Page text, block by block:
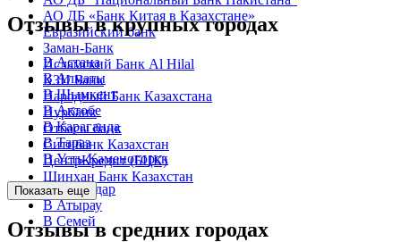
АО ДБ «Банк Китая в Казахстане»
Евразийский банк
Заман-Банк
Исламский Банк Al Hilal
КЗИ Банк
Народный Банк Казахстана
Нурбанк
Отбасы банк
Ситибанк Казахстан
ЦентрКредит (БЦК)
Шинхан Банк Казахстан
Отзывы в крупных городах
В Астана
В Алматы
В Шымкент
В Актобе
В Караганда
В Тараз
В Усть-Каменогорск
В Павлодар
В Атырау
В Семей
Показать еще
Отзывы в средних городах